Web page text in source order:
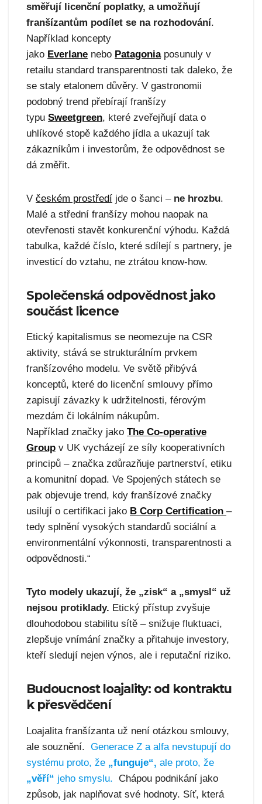
směřují licenční poplatky, a umožňují
franšízantům podílet se na rozhodování.
Například koncepty
jako Everlane nebo Patagoniaposunuly v
retailu standard transparentnosti tak daleko, že
se staly etalonem důvěry. V gastronomii
podobný trend přebírají franšízy
typu Sweetgreen, které zveřejňují data o
uhlíkové stopě každého jídla a ukazují tak
zákazníkům i investorům, že odpovědnost se
dá změřit.
V českém prostředí jde o šanci – ne hrozbu.
Malé a střední franšízy mohou naopak na
otevřenosti stavět konkurenční výhodu. Každá
tabulka, každé číslo, které sdílejí s partnery, je
investicí do vztahu, ne ztrátou know-how.
Společenská odpovědnost jako
součást licence
Etický kapitalismus se neomezuje na CSR
aktivity, stává se strukturálním prvkem
franšízového modelu. Ve světě přibývá
konceptů, které do licenční smlouvy přímo
zapisují závazky k udržitelnosti, férovým
mezdám či lokálním nákupům.
Například značky jako The Co‑operative
Group v UK vycházejí ze síly kooperativních
principů – značka zdůrazňuje partnerství, etiku
a komunitní dopad. Ve Spojených státech se
pak objevuje trend, kdy franšízové značky
usilují o certifikaci jako B Corp Certification –
tedy splnění vysokých standardů sociální a
environmentální výkonnosti, transparentnosti a
odpovědnosti.“
Tyto modely ukazují, že „zisk“ a „smysl“ už
nejsou protiklady. Etický přístup zvyšuje
dlouhodobou stabilitu sítě – snižuje fluktuaci,
zlepšuje vnímání značky a přitahuje investory,
kteří sledují nejen výnos, ale i reputační riziko.
Budoucnost loajality: od kontraktu
k přesvědčení
Loajalita franšízanta už není otázkou smlouvy,
ale souznění. Generace Z a alfa nevstupují do
systému proto, že „funguje“, ale proto, že
„věří“ jeho smyslu. Chápou podnikání jako
způsob, jak naplňovat své hodnoty. Síť, která